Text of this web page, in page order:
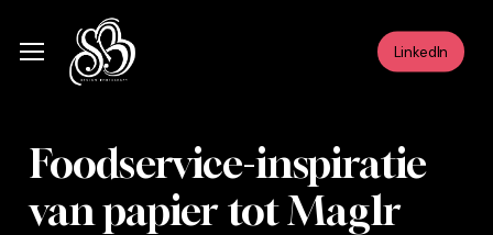
Menu LinkedIn
Foodservice-inspiratie
van papier tot Maglr